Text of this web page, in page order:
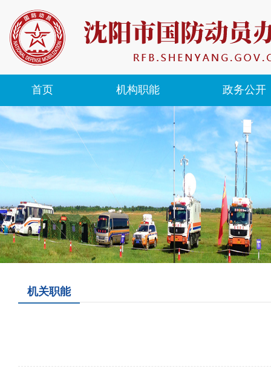
首页 机构职能 政务公开
机关职能